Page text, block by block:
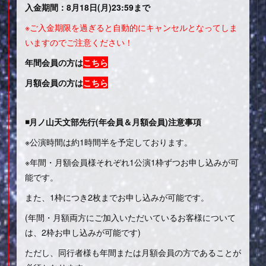
入金期間：8月18日(月)23:59まで
※ご入金期限を過ぎると自動的にキャンセルとなってしま
いますのでご注意ください！
年間会員の方はこちら
月額会員の方はこちら
◾️月ノ山天文部先行(年会員＆月額会員)注意事項
※公演時間は約1時間半を予定しております。
※年間・月額会員様それぞれ1公演1枠ずつお申し込みが可
能です。
また、1枠につき2枚までお申し込みが可能です。
(年間・月額両方にご加入いただいているお客様について
は、2枠お申し込みが可能です)
ただし、同行者様も年間または月額会員の方であることが